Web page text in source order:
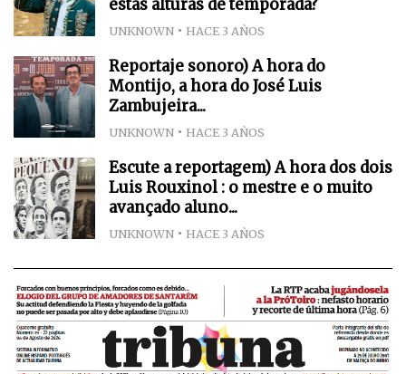
estas alturas de temporada?
UNKNOWN HACE 3 AÑOS
Reportaje sonoro) A hora do
Montijo, a hora do José Luis
Zambujeira...
UNKNOWN HACE 3 AÑOS
Escute a reportagem) A hora dos dois
Luis Rouxinol : o mestre e o muito
avançado aluno...
UNKNOWN HACE 3 AÑOS